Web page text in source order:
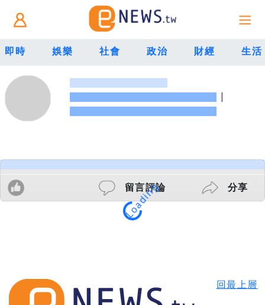
即時 娛樂 社會 政治 財經 生活
|
留言評論 分享
Loading
回最上層